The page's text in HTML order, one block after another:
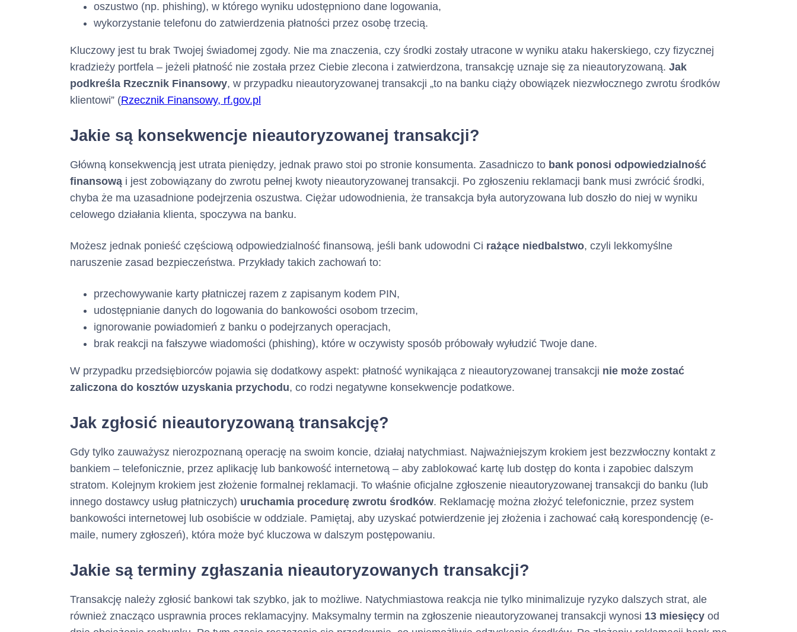
(Adres, z którego ma korzystać konsument)
Nie dotyczy
Adres :
Numer telefonu :
(informacja ta ma charakter opcjonalny)
Nie dotyczy
(informacja ta ma charakter opcjonalny)
Numer faksu :
(informacja ta ma charakter opcjonalny)
(informacja ta ma charakter opcjonalny)
Rodzaj kredytu : Karta Kredytowa(Kredyt konsumencki w
ramach limitu kredytowego na karcie
kredytowej)
Całkowita kwota kredytu
Maksymalna kwota/suma (jeżeli nie
przewidziano maksymalnej kwoty)
wszystkich środków pieniężnych, które
10000
oszustwo (np. phishing), w którego wyniku udostępniono dane logowania,
wykorzystanie telefonu do zatwierdzenia płatności przez osobę trzecią.
Kluczowy jest tu brak Twojej świadomej zgody. Nie ma znaczenia, czy środki zostały utracone w wyniku ataku hakerskiego, czy fizycznej
kradzieży portfela – jeżeli płatność nie została przez Ciebie zlecona i zatwierdzona, transakcję uznaje się za nieautoryzowaną. Jak
podkreśla Rzecznik Finansowy, w przypadku nieautoryzowanej transakcji „to na banku ciąży obowiązek niezwłocznego zwrotu środków
klientowi” (Rzecznik Finansowy, rf.gov.pl
Jakie są konsekwencje nieautoryzowanej transakcji?
Główną konsekwencją jest utrata pieniędzy, jednak prawo stoi po stronie konsumenta. Zasadniczo to bank ponosi odpowiedzialność
finansową i jest zobowiązany do zwrotu pełnej kwoty nieautoryzowanej transakcji. Po zgłoszeniu reklamacji bank musi zwrócić środki,
chyba że ma uzasadnione podejrzenia oszustwa. Ciężar udowodnienia, że transakcja była autoryzowana lub doszło do niej w wyniku
celowego działania klienta, spoczywa na banku.
Możesz jednak ponieść częściową odpowiedzialność finansową, jeśli bank udowodni Ci rażące niedbalstwo, czyli lekkomyślne
naruszenie zasad bezpieczeństwa. Przykłady takich zachowań to:
przechowywanie karty płatniczej razem z zapisanym kodem PIN,
udostępnianie danych do logowania do bankowości osobom trzecim,
ignorowanie powiadomień z banku o podejrzanych operacjach,
brak reakcji na fałszywe wiadomości (phishing), które w oczywisty sposób próbowały wyłudzić Twoje dane.
W przypadku przedsiębiorców pojawia się dodatkowy aspekt: płatność wynikająca z nieautoryzowanej transakcji nie może zostać
zaliczona do kosztów uzyskania przychodu, co rodzi negatywne konsekwencje podatkowe.
Jak zgłosić nieautoryzowaną transakcję?
Gdy tylko zauważysz nierozpoznaną operację na swoim koncie, działaj natychmiast. Najważniejszym krokiem jest bezzwłoczny kontakt z
bankiem – telefonicznie, przez aplikację lub bankowość internetową – aby zablokować kartę lub dostęp do konta i zapobiec dalszym
stratom. Kolejnym krokiem jest złożenie formalnej reklamacji. To właśnie oficjalne zgłoszenie nieautoryzowanej transakcji do banku (lub
innego dostawcy usług płatniczych) uruchamia procedurę zwrotu środków. Reklamację można złożyć telefonicznie, przez system
bankowości internetowej lub osobiście w oddziale. Pamiętaj, aby uzyskać potwierdzenie jej złożenia i zachować całą korespondencję (e-
maile, numery zgłoszeń), która może być kluczowa w dalszym postępowaniu.
Jakie są terminy zgłaszania nieautoryzowanych transakcji?
Transakcję należy zgłosić bankowi tak szybko, jak to możliwe. Natychmiastowa reakcja nie tylko minimalizuje ryzyko dalszych strat, ale
również znacząco usprawnia proces reklamacyjny. Maksymalny termin na zgłoszenie nieautoryzowanej transakcji wynosi 13 miesięcy od